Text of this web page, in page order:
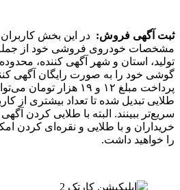
ثبت آگهی فروش: در این بخش کاربران
مشخصات خودروی فروشی خود از جمله
تولید، استان و شهر آگهی کننده،
گوشی خود را به صورت رایگان آگهی
پرداخت مبلغ ۱۲ و ۱۹
طلایی تبدیل شده تا تعداد بیشتری از
سریع‌تر ببینند. البته با طلایی کردن
خریداران و با طلایی و نقره‌ای کردن
را خواهید داشت.